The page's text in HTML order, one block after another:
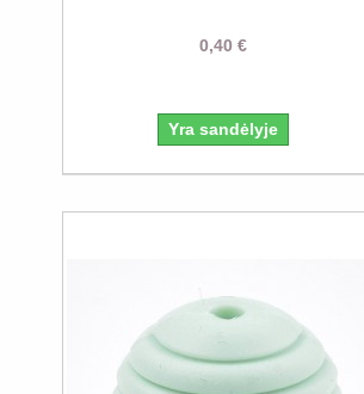
0,40 €
Yra sandėlyje